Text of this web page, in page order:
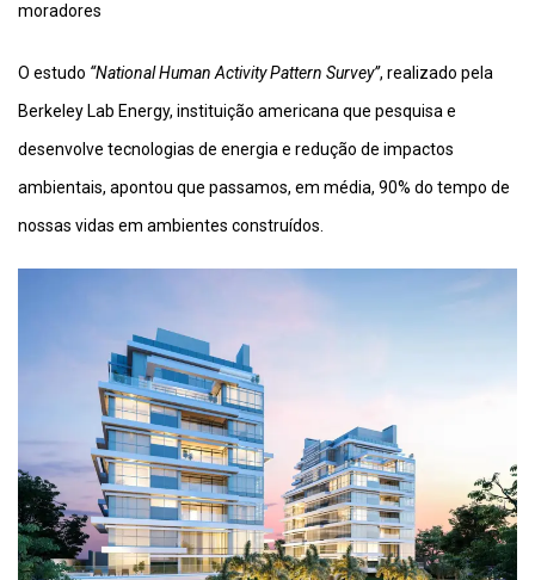
moradores
O estudo “National Human Activity Pattern Survey”, realizado pela
Berkeley Lab Energy, instituição americana que pesquisa e
desenvolve tecnologias de energia e redução de impactos
ambientais, apontou que passamos, em média, 90% do tempo de
nossas vidas em ambientes construídos.